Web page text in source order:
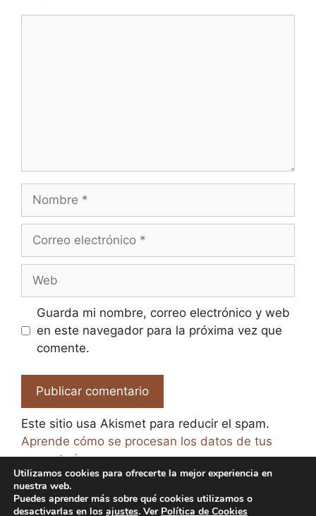
electrónico
Guarda mi nombre, correo electrónico y web
en este navegador para la próxima vez que
comente.
Este sitio usa Akismet para reducir el spam.
Aprende cómo se procesan los datos de tus
comentarios.
Utilizamos cookies para ofrecerte la mejor experiencia en
nuestra web.
Puedes aprender más sobre qué cookies utilizamos o
desactivarlas en los ajustes. Ver Política de Cookies